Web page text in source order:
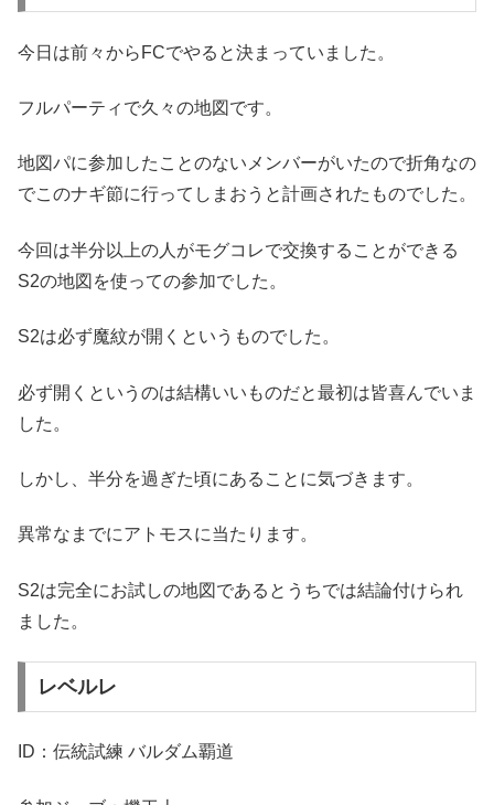
今日は前々からFCでやると決まっていました。
フルパーティで久々の地図です。
地図パに参加したことのないメンバーがいたので折角なの
でこのナギ節に行ってしまおうと計画されたものでした。
今回は半分以上の人がモグコレで交換することができる
S2の地図を使っての参加でした。
S2は必ず魔紋が開くというものでした。
必ず開くというのは結構いいものだと最初は皆喜んでいま
した。
しかし、半分を過ぎた頃にあることに気づきます。
異常なまでにアトモスに当たります。
S2は完全にお試しの地図であるとうちでは結論付けられ
ました。
レベルレ
ID：伝統試練 バルダム覇道